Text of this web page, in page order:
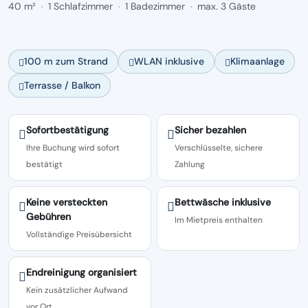
40 m² · 1 Schlafzimmer · 1 Badezimmer · max. 3 Gäste
100 m zum Strand WLAN inklusive
Klimaanlage
Terrasse / Balkon
Sofortbestätigung
Ihre Buchung wird sofort
bestätigt
Sicher bezahlen
Verschlüsselte, sichere
Zahlung
Keine versteckten
Gebühren
Vollständige Preisübersicht
Bettwäsche inklusive
Im Mietpreis enthalten
Endreinigung organisiert
Kein zusätzlicher Aufwand